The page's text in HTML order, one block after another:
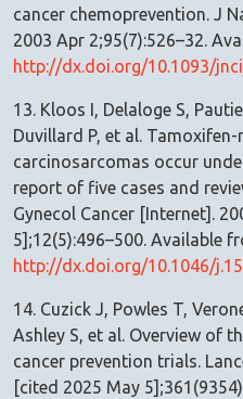
cancer chemoprevention. J
2003 Apr 2;95(7):526–32.
http://dx.doi.org/10.1093/
13. Kloos I, Delaloge S,
Duvillard P, et al.
carcinosarcomas occur
report of five cases and
Gynecol Cancer [Internet].
5];12(5):496–500. Available
http://dx.doi.org/10.1046/
14. Cuzick J, Powles T,
Ashley S, et al. Overview of
cancer prevention trials.
[cited 2025 May